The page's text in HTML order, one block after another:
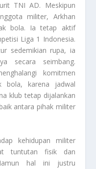
TNI AD. Meskipun
militer, Arkhan
bola. Ia tetap aktif
Liga 1 Indonesia.
sedemikian rupa, ia
secara seimbang.
komitmen
bola, karena jadwal
klub tetap dijalankan
antara pihak militer
kehidupan militer
tuntutan fisik dan
hal ini justru